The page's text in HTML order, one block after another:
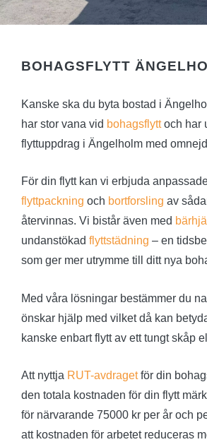
BOHAGSFLYTT
Kanske ska du byta bostad i
har stor vana vid bohagsflyttoch har
flyttuppdrag i Ängelholm med
För din flytt kan vi erbjuda
flyttpackning och bortforsling av
återvinnas. Vi bistår även med
undanstökad flyttstädning – en
som ger mer utrymme till ditt nya
Med våra lösningar bestämmer du
önskar hjälp med vilket då kan
kanske enbart flytt av ett tungt skåp
Att nyttja RUT-avdragetför din
den totala kostnaden för din flytt
för närvarande 75000 kr per år och
att kostnaden för arbetet reduceras